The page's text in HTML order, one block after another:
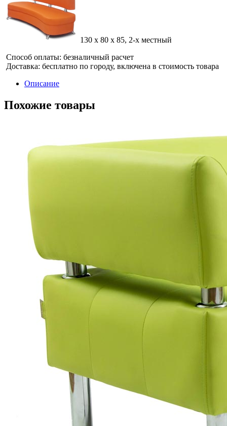
130 x 80 x 85, 2-х местный
Способ оплаты: безналичный расчет
Доставка: бесплатно по городу, включена в стоимость товара
Описание
Похожие товары